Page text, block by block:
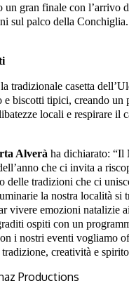
un gran finale con l’arrivo
sul palco della
tradizionale casetta
e biscotti tipici, creando un
locali e respirare il
Alverà ha dichiarato: “Il
che ci invita a
delle tradizioni che ci
la nostra località si
vivere emozioni natalizie
ospiti con un
i nostri eventi vogliamo
tradizione, creatività e
Productions